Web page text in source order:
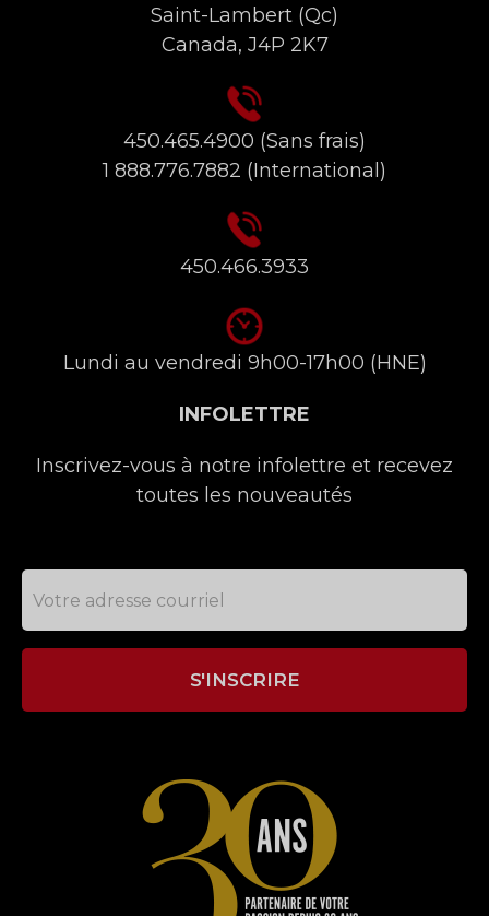
Saint-Lambert (Qc)
Canada, J4P 2K7
450.465.4900 (Sans frais)
1 888.776.7882 (International)
450.466.3933
Lundi au vendredi 9h00-17h00 (HNE)
INFOLETTRE
Inscrivez-vous à notre infolettre et recevez
toutes les nouveautés